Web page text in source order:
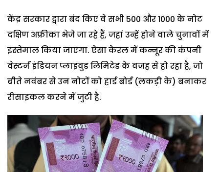
केंद्र सरकार द्वारा बंद किए वे सभी 500 और 1000 के नोट
दक्षिण अफ्रीका भेजे जा रहे हैं, जहां उन्हें होने वाले चुनावों में
इस्तेमाल किया जाएगा. ऐसा केरल में कन्नूर की कंपनी
वेस्टर्न इंडियन प्लाइवुड लिमिटेड के वजह से हो रहा है, जो
बीते नवंबर से उन नोटों को हार्ड बोर्ड (लकड़ी के) बनाकर
रीसाइकल करने में जुटी है.